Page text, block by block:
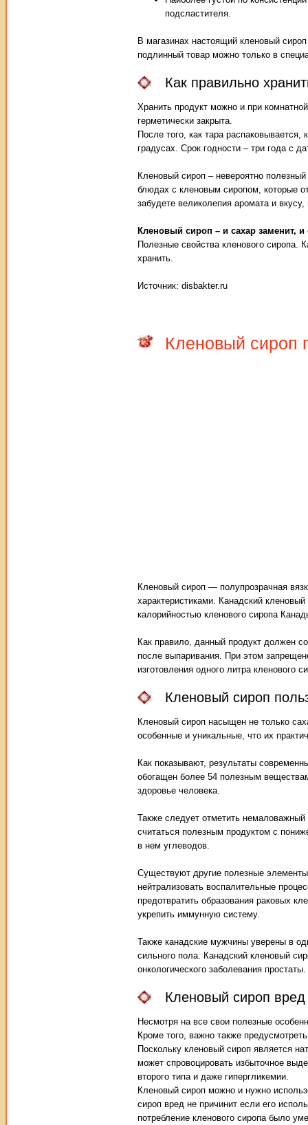
подсластителя.
В магазинах настоящий кленовый
подлинный товар можно только в
Как правильно
Хранить продукт можно и при
герметически закрыта.
После того, как тара
градусах. Срок годности – три года с
Кленовый сироп – невероятно
блюдах с кленовым сиропом, которые
забудете великолепия аромата и
Кленовый сироп – и сахар заменит, и
Полезные свойства кленового сиропа.
хранить.
Источник: disbakter.ru
Кленовый сироп
Кленовый сироп — полупрозрачная
характеристиками. Канадский
калорийностью кленового сиропа
Как правило, данный продукт должен
после выпаривания. При этом
изготовления одного литра кленового
Кленовый сироп
Кленовый сироп насыщен не только
особенные и уникальные, что их
Как показывают, результаты
обогащен более 54 полезным
здоровье человека.
Также следует отметить
считаться полезным продуктом с
в нем углеводов.
Существуют другие полезные
нейтрализовать воспалительные
предотвратить образования раковых
укрепить иммунную систему.
Также канадские мужчины уверены в
сильного пола. Канадский кленовый
онкологического заболевания простаты.
Кленовый сироп вред
Несмотря на все свои полезные
Кроме того, важно также
Поскольку кленовый сироп является
может спровоцировать избыточное
второго типа и даже гипергликемии.
Кленовый сироп можно и нужно
сироп вред не причинит если его
потребление кленового сиропа было